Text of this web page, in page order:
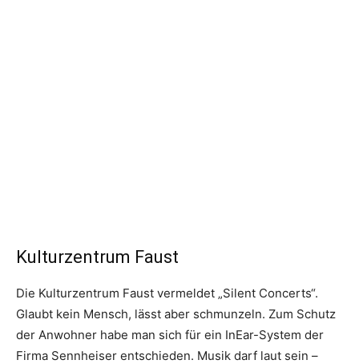
Kulturzentrum Faust
Die Kulturzentrum Faust vermeldet „Silent Concerts“.
Glaubt kein Mensch, lässt aber schmunzeln. Zum Schutz
der Anwohner habe man sich für ein InEar-System der
Firma Sennheiser entschieden. Musik darf laut sein –